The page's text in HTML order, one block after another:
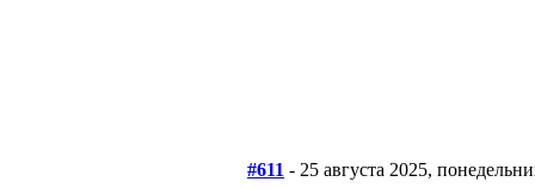
#611 - 25 августа 2025,